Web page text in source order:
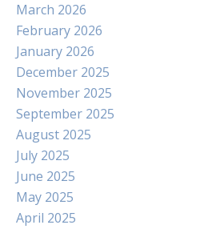
March 2026
February 2026
January 2026
December 2025
November 2025
September 2025
August 2025
July 2025
June 2025
May 2025
April 2025